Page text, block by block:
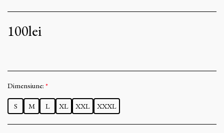
100lei
Dimensiune: *
S M L XL XXL XXXL